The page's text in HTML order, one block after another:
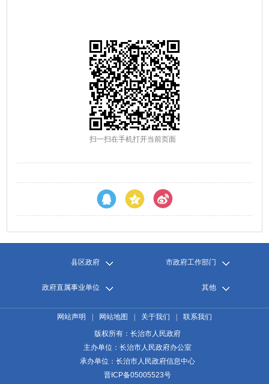
扫一扫在手机打开当前页面
县区政府 市政府工作部门
政府直属事业单位 其他
网站声明 网站地图 关于我们
联系我们
版权所有：长治市人民政府
主办单位：长治市人民政府办公室
承办单位：长治市人民政府信息中心
晋ICP备05005523号